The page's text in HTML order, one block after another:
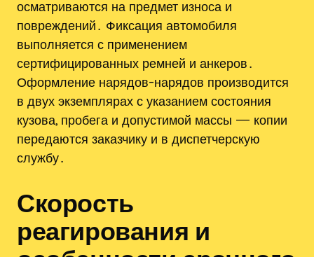
осматриваются на предмет износа и
повреждений․ Фиксация автомобиля
выполняется с применением
сертифицированных ремней и анкеров․
Оформление нарядов-нарядов производится
в двух экземплярах с указанием состояния
кузова, пробега и допустимой массы — копии
передаются заказчику и в диспетчерскую
службу․
Скорость
реагирования и